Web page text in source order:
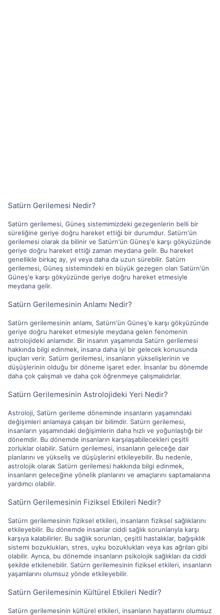
Satürn Gerilemesi Nedir?
Satürn gerilemesi, Güneş sistemimizdeki gezegenlerin belli bir
süreliğine geriye doğru hareket ettiği bir durumdur. Satürn'ün
gerilemesi olarak da bilinir ve Satürn'ün Güneş'e karşı gökyüzünde
geriye doğru hareket ettiği zaman meydana gelir. Bu hareket
genellikle birkaç ay, yıl veya daha da uzun sürebilir. Satürn
gerilemesi, Güneş sistemindeki en büyük gezegen olan Satürn'ün
Güneş'e karşı gökyüzünde geriye doğru hareket etmesiyle
meydana gelir.
Satürn Gerilemesinin Anlamı Nedir?
Satürn gerilemesinin anlamı, Satürn'ün Güneş'e karşı gökyüzünde
geriye doğru hareket etmesiyle meydana gelen fenomenin
astrolojideki anlamıdır. Bir insanın yaşamında Satürn gerilemesi
hakkında bilgi edinmek, insana daha iyi bir gelecek konusunda
ipuçları verir. Satürn gerilemesi, insanların yükselişlerinin ve
düşüşlerinin olduğu bir döneme işaret eder. İnsanlar bu dönemde
daha çok çalışmalı ve daha çok öğrenmeye çalışmalıdırlar.
Satürn Gerilemesinin Astrolojideki Yeri Nedir?
Astroloji, Satürn gerileme döneminde insanların yaşamındaki
değişimleri anlamaya çalışan bir bilimdir. Satürn gerilemesi,
insanların yaşamındaki değişimlerin daha hızlı ve yoğunlaştığı bir
dönemdir. Bu dönemde insanların karşılaşabilecekleri çeşitli
zorluklar olabilir. Satürn gerilemesi, insanların geleceğe dair
planlarını ve yükseliş ve düşüşlerini etkileyebilir. Bu nedenle,
astrolojik olarak Satürn gerilemesi hakkında bilgi edinmek,
insanların geleceğine yönelik planlarını ve amaçlarını saptamalarına
yardımcı olabilir.
Satürn Gerilemesinin Fiziksel Etkileri Nedir?
Satürn gerilemesinin fiziksel etkileri, insanların fiziksel sağlıklarını
etkileyebilir. Bu dönemde insanlar ciddi sağlık sorunlarıyla karşı
karşıya kalabilirler. Bu sağlık sorunları, çeşitli hastalıklar, bağışıklık
sistemi bozuklukları, stres, uyku bozuklukları veya kas ağrıları gibi
olabilir. Ayrıca, bu dönemde insanların psikolojik sağlıkları da ciddi
şekilde etkilenebilir. Satürn gerilemesinin fiziksel etkileri, insanların
yaşamlarını olumsuz yönde etkileyebilir.
Satürn Gerilemesinin Kültürel Etkileri Nedir?
Satürn gerilemesinin kültürel etkileri, insanların hayatlarını olumsuz